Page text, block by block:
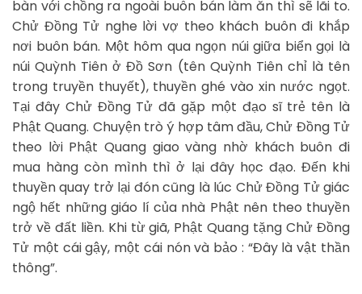
bàn với chồng ra ngoài buôn bán làm ăn thì sẽ lãi to.
Chử Đồng Tử nghe lời vợ theo khách buôn đi khắp
nơi buôn bán. Một hôm qua ngọn núi giữa biển gọi là
núi Quỳnh Tiên ở Đồ Sơn (tên Quỳnh Tiên chỉ là tên
trong truyền thuyết), thuyền ghé vào xin nước ngọt.
Tại đây Chử Đồng Tử đã gặp một đạo sĩ trẻ tên là
Phật Quang. Chuyện trò ý hợp tâm đầu, Chử Đồng Tử
theo lời Phật Quang giao vàng nhờ khách buôn đi
mua hàng còn mình thì ở lại đây học đạo. Đến khi
thuyền quay trở lại đón cũng là lúc Chử Đồng Tử giác
ngộ hết những giáo lí của nhà Phật nên theo thuyền
trở về đất liền. Khi từ giã, Phật Quang tặng Chử Đồng
Tử một cái gậy, một cái nón và bảo : “Đây là vật thần
thông”.